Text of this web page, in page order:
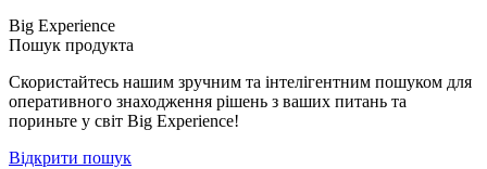
Big Experience
Пошук продукта
Скористайтесь нашим зручним та інтелігентним пошуком для
оперативного знаходження рішень з ваших питань та
пориньте у світ Big Experience!
Відкрити пошук